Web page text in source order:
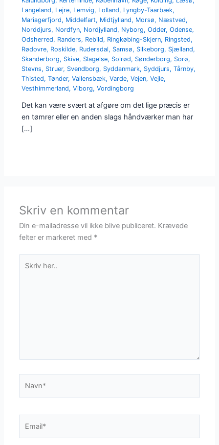
Langeland, Lejre, Lemvig, Lolland, Lyngby-Taarbæk,
Mariagerfjord, Middelfart, Midtjylland, Morsø, Næstved,
Norddjurs, Nordfyn, Nordjylland, Nyborg,Odder,Odense,
Odsherred, Randers, Rebild, Ringkøbing-Skjern, Ringsted,
Rødovre, Roskilde, Rudersdal, Samsø, Silkeborg, Sjælland,
Skanderborg, Skive, Slagelse, Solrød, Sønderborg, Sorø,
Stevns, Struer, Svendborg, Syddanmark, Syddjurs,Tårnby,
Thisted,Tønder,Vallensbæk,Varde,Vejen,Vejle,
Vesthimmerland,Viborg,Vordingborg
Det kan være svært at afgøre om det lige præcis er
en tømrer eller en anden slags håndværker man har
[…]
Skriv en kommentar
Din e-mailadresse vil ikke blive publiceret. Krævede
felter er markeret med *
her..